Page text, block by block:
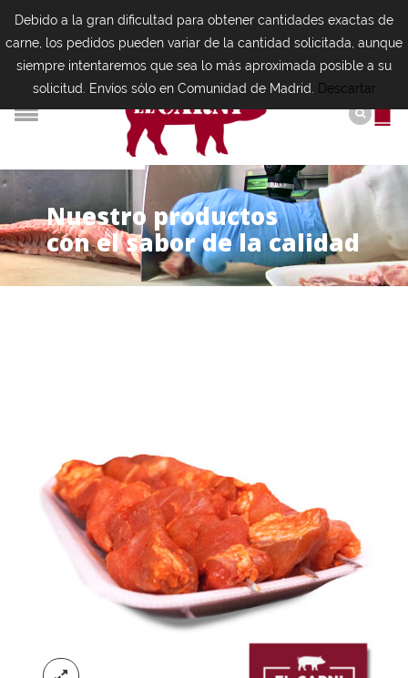
Nuestro productos
con el sabor de la calidad
Debido a la gran dificultad para obtener cantidades exactas de
carne, los pedidos pueden variar de la cantidad solicitada, aunque
siempre intentaremos que sea lo más aproximada posible a su
solicitud. Envíos sólo en Comunidad de Madrid.
Descartar